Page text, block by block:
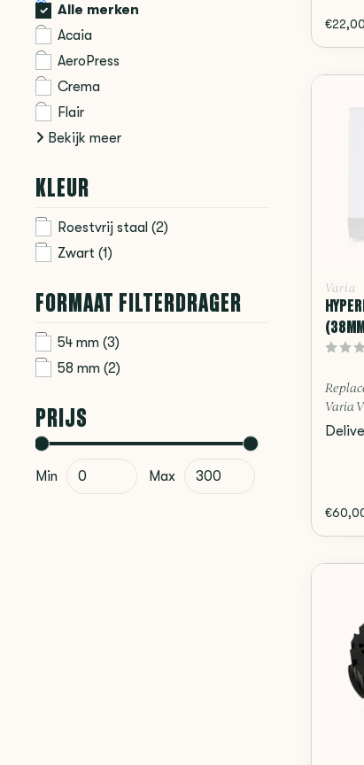
Alle merken
Acaia
AeroPress
Crema
Flair
Bekijk meer
KLEUR
Roestvrij staal (2)
Zwart (1)
FORMAAT FILTERDRAGER
54 mm (3)
58 mm (2)
PRIJS
Min Max
€22,00
Varia
Varia